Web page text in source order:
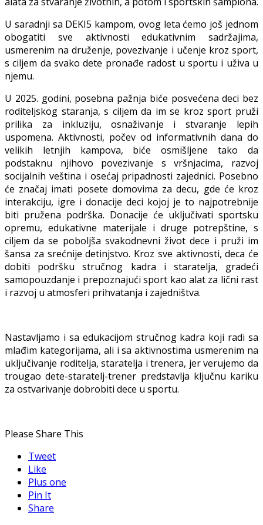
U saradnji sa DEKI5 kampom, ovog leta ćemo još jednom
obogatiti sve aktivnosti edukativnim sadržajima,
usmerenim na druženje, povezivanje i učenje kroz sport,
s ciljem da svako dete pronađe radost u sportu i uživa u
njemu.
U 2025. godini, posebna pažnja biće posvećena deci bez
roditeljskog staranja, s ciljem da im se kroz sport pruži
prilika za inkluziju, osnaživanje i stvaranje lepih
uspomena. Aktivnosti, počev od informativnih dana do
velikih letnjih kampova, biće osmišljene tako da
podstaknu njihovo povezivanje s vršnjacima, razvoj
socijalnih veština i osećaj pripadnosti zajednici. Posebno
će značaj imati posete domovima za decu, gde će kroz
interakciju, igre i donacije deci kojoj je to najpotrebnije
biti pružena podrška. Donacije će uključivati sportsku
opremu, edukativne materijale i druge potrepštine, s
ciljem da se poboljša svakodnevni život dece i pruži im
šansa za srećnije detinjstvo. Kroz sve aktivnosti, deca će
dobiti podršku stručnog kadra i staratelja, gradeći
samopouzdanje i prepoznajući sport kao alat za lični rast
i razvoj u atmosferi prihvatanja i zajedništva.
Nastavljamo i sa edukacijom stručnog kadra koji radi sa
mlađim kategorijama, ali i sa aktivnostima usmerenim na
uključivanje roditelja, staratelja i trenera, jer verujemo da
trougao dete-staratelj-trener predstavlja ključnu kariku
za ostvarivanje dobrobiti dece u sportu.
Please Share This
Tweet
Like
Plus one
Pin It
Share